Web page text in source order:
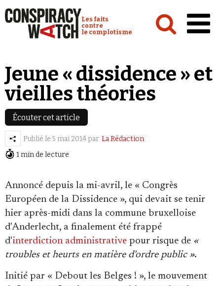
Conspiracy Watch :
Les faits
contre
le complotisme
Analyses
Conspipédia
Vidéos
Émissions
Revues de presse
Newsletter
Jeune « dissidence » et
vieilles théories
Écouter cet article
Publié le 5 mai 2014 par La Rédaction
1 min de lecture
Annoncé depuis la mi-avril, le « Congrès
Européen de la Dissidence », qui devait se tenir
hier après-midi dans la commune bruxelloise
d'Anderlecht, a finalement été frappé
d'interdiction administrative pour risque de «
troubles et heurts en matière d'ordre public ».
Initié par « Debout les Belges ! », le mouvement